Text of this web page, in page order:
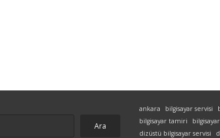
Ara
ankara bilgisayar servisi
bilgisayar tamiri
dizüstü bilgisayar servisi